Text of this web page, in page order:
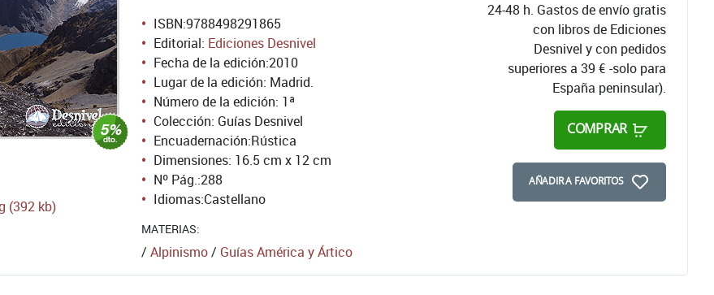
(392 kb)
24-48 h. Gastos de envío gratis
con libros de Ediciones
Desnivel y con pedidos
superiores a 39 € -solo para
España peninsular).
COMPRAR
AÑADIR A FAVORITOS
ISBN:9788498291865
Editorial: Ediciones Desnivel
Fecha de la edición:2010
Lugar de la edición: Madrid.
Número de la edición: 1ª
Colección: Guías Desnivel
Encuadernación:Rústica
Dimensiones: 16.5 cm x 12 cm
Nº Pág.:288
Idiomas:Castellano
MATERIAS:
/ Alpinismo/ Guías América y Ártico